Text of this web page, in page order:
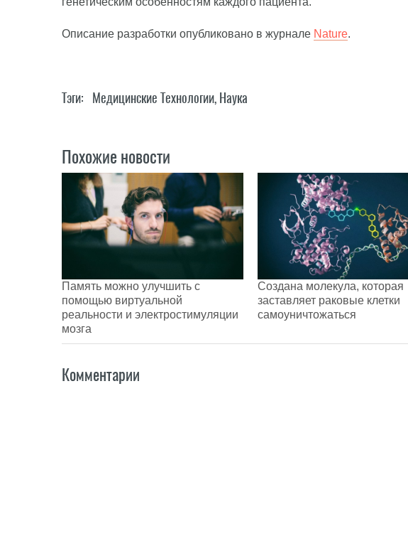
Описание разработки опубликовано в журнале Nature.
Тэги: Медицинские Технологии, Наука
Похожие новости
Память можно улучшить с
помощью виртуальной
реальности и электростимуляции
мозга
Создана молекула, которая
заставляет раковые клетки
самоуничтожаться
Комментарии